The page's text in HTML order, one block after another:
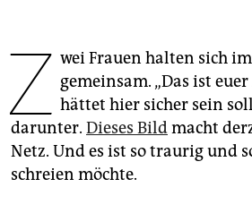
genossenschaft
epaper login
Z wei Frauen halten sich
gemeinsam. „Das ist
hättet hier sicher sein
darunter. Dieses Bildmacht
Netz. Und es ist so traurig und
schreien möchte.